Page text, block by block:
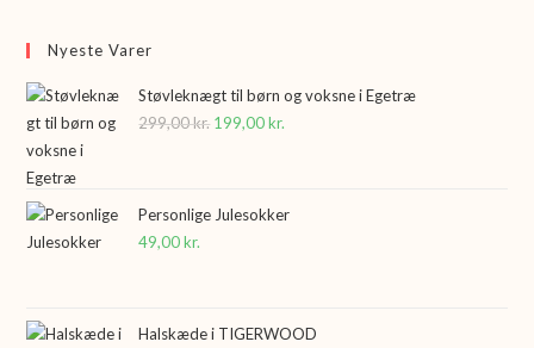
Nyeste Varer
Støvleknægt til børn og voksne i Egetræ
299,00kr. Den
var:
199,00kr.
er:
Personlige Julesokker
49,00kr.
Halskæde i TIGERWOOD